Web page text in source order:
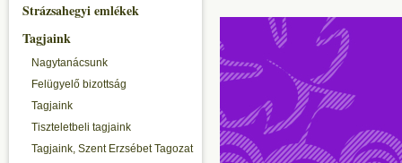
Strázsahegyi emlékek
Tagjaink
Nagytanácsunk
Felügyelő bizottság
Tagjaink
Tiszteletbeli tagjaink
Tagjaink, Szent Erzsébet Tagozat